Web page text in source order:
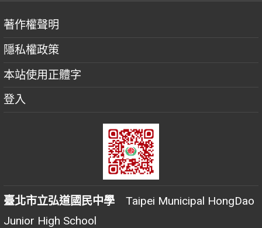
著作權聲明
隱私權政策
本站使用正體字
登入
臺北市立弘道國民中學 Taipei Municipal HongDao
Junior High School